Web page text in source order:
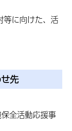
等に向けた、活
先
全活動応援事